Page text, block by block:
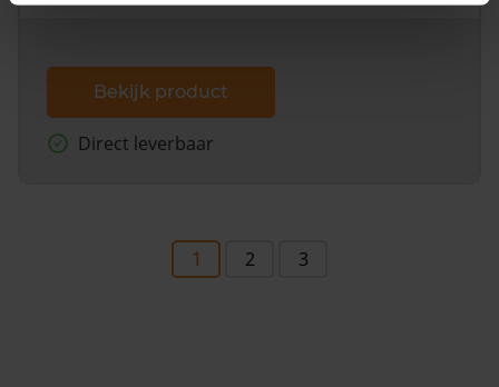
Bekijk product
Direct leverbaar
1 2 3